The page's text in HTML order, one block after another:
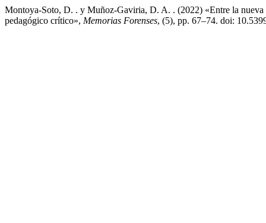
Montoya-Soto, D. . y Muñoz-Gaviria, D. A. . (2022) «Entre la
pedagógico crítico», Memorias Forenses, (5), pp. 67–74. doi: